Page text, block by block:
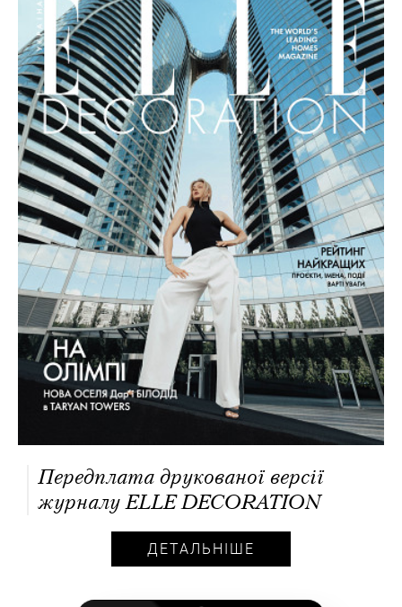
Передплата друкованої версії
журналу ELLE DECORATION
ДЕТАЛЬНІШЕ